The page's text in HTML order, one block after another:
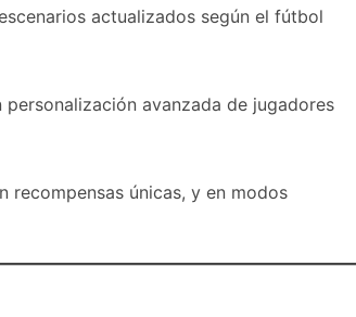
actualizados según el fútbol
avanzada de jugadores
recompensas únicas, y en modos